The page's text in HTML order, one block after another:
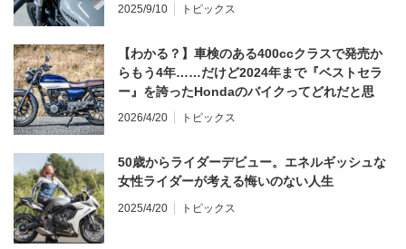
2025/9/10 トピックス
【わかる？】車検のある400ccクラスで発売か
らもう4年……だけど2024年まで『ベストセラ
ー』を誇ったHondaのバイクってどれだと思
う？
2026/4/20 トピックス
50歳からライダーデビュー。エネルギッシュな
女性ライダーが考える悔いのない人生
2025/4/20 トピックス